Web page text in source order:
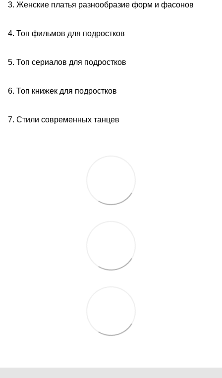
3. Женские платья разнообразие форм и фасонов
4. Топ фильмов для подростков
5. Топ сериалов для подростков
6. Топ книжек для подростков
7. Стили современных танцев